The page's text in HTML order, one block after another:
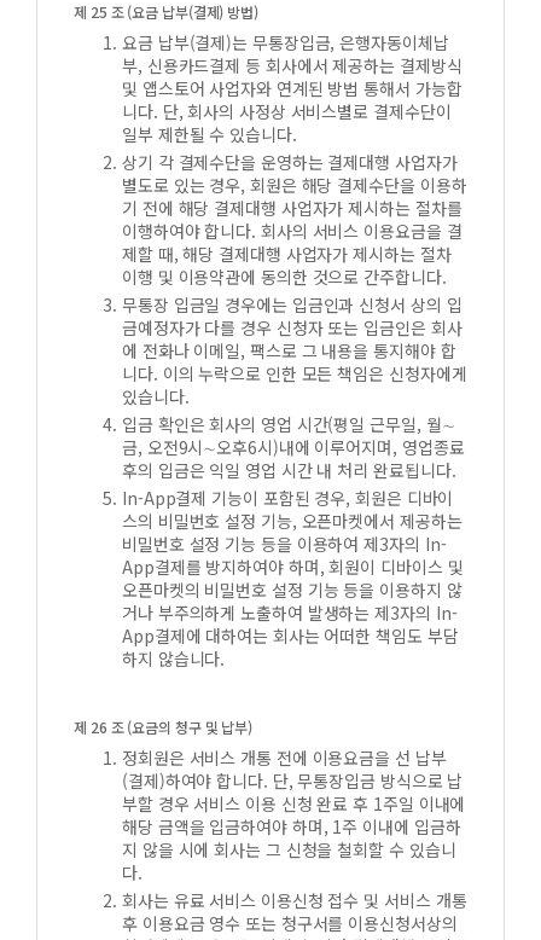
제 25 조 (요금 납부(결제) 방법)
요금 납부(결제)는 무통장입금, 은행자동이체납
부, 신용카드결제 등 회사에서 제공하는 결제방식
및 앱스토어 사업자와 연계된 방법 통해서 가능합
니다. 단, 회사의 사정상 서비스별로 결제수단이
일부 제한될 수 있습니다.
상기 각 결제수단을 운영하는 결제대행 사업자가
별도로 있는 경우, 회원은 해당 결제수단을 이용하
기 전에 해당 결제대행 사업자가 제시하는 절차를
이행하여야 합니다. 회사의 서비스 이용요금을 결
제할 때, 해당 결제대행 사업자가 제시하는 절차
이행 및 이용약관에 동의한 것으로 간주합니다.
무통장 입금일 경우에는 입금인과 신청서 상의 입
금예정자가 다를 경우 신청자 또는 입금인은 회사
에 전화나 이메일, 팩스로 그 내용을 통지해야 합
니다. 이의 누락으로 인한 모든 책임은 신청자에게
있습니다.
입금 확인은 회사의 영업 시간(평일 근무일, 월∼
금, 오전9시∼오후6시)내에 이루어지며, 영업종료
후의 입금은 익일 영업 시간 내 처리 완료됩니다.
In-App결제 기능이 포함된 경우, 회원은 디바이
스의 비밀번호 설정 기능, 오픈마켓에서 제공하는
비밀번호 설정 기능 등을 이용하여 제3자의 In-
App결제를 방지하여야 하며, 회원이 디바이스 및
오픈마켓의 비밀번호 설정 기능 등을 이용하지 않
거나 부주의하게 노출하여 발생하는 제3자의 In-
App결제에 대하여는 회사는 어떠한 책임도 부담
하지 않습니다.
제 26 조 (요금의 청구 및 납부)
정회원은 서비스 개통 전에 이용요금을 선 납부
(결제)하여야 합니다. 단, 무통장입금 방식으로 납
부할 경우 서비스 이용 신청 완료 후 1주일 이내에
해당 금액을 입금하여야 하며, 1주 이내에 입금하
지 않을 시에 회사는 그 신청을 철회할 수 있습니
다.
회사는 유료 서비스 이용신청 접수 및 서비스 개통
후 이용요금 영수 또는 청구서를 이용신청서상의